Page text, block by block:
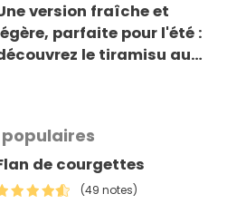
version fraîche et
parfaite pour l'été :
le tiramisu au
de courgettes
(49 notes)